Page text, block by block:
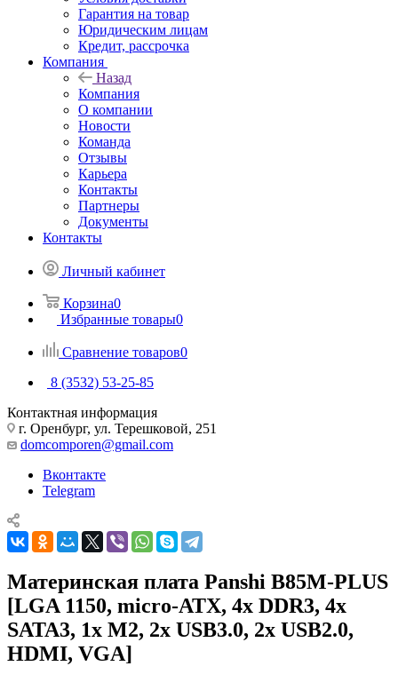
Гарантия на товар
Юридическим лицам
Кредит, рассрочка
Компания
Назад
Компания
О компании
Новости
Команда
Отзывы
Карьера
Контакты
Партнеры
Документы
Контакты
Личный кабинет
Корзина0
Избранные товары0
Сравнение товаров0
8 (3532) 53-25-85
Контактная информация
г. Оренбург, ул. Терешковой, 251
domcomporen@gmail.com
Вконтакте
Telegram
Материнская плата Panshi B85M-PLUS
[LGA 1150, micro-ATX, 4x DDR3, 4x
SATA3, 1x M2, 2x USB3.0, 2x USB2.0,
HDMI, VGA]